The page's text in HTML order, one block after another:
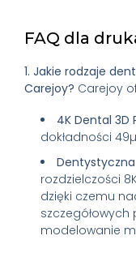
FAQ dla
1. Jakie rodzaje
Carejoy? Carejoy
4K Dental 3D
dokładności
Dentystyczna
rozdzielczości
dzięki czemu
szczegółowych
modelowanie